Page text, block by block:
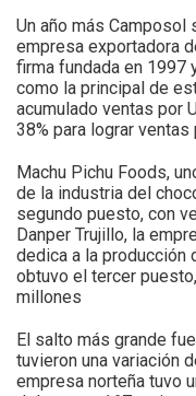
Un año más Camposol
empresa exportadora
firma fundada en 1997
como la principal de
acumulado ventas por
38% para lograr
Machu Pichu Foods,
de la industria del
segundo puesto, con
Danper Trujillo, la
dedica a la
obtuvo el tercer
millones
El salto más grande
tuvieron una variación
empresa norteña tuvo